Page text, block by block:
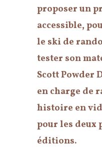
proposer un
accessible,
le ski de
tester son
Scott Powder
en charge de
histoire en
pour les deux
éditions.